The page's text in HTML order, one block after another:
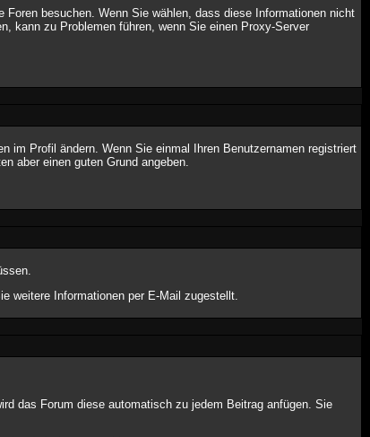
besuchen. Wenn Sie wählen, dass diese Informationen nicht
kann zu Problemen führen, wenn Sie einen Proxy-Server
im Profil ändern. Wenn Sie einmal Ihren Benutzernamen registriert
aber einen guten Grund angeben.
weitere Informationen per E-Mail zugestellt.
das Forum diese automatisch zu jedem Beitrag anfügen. Sie